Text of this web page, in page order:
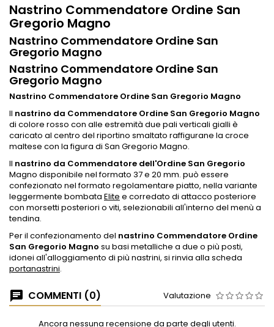
Nastrino Commendatore Ordine San
Gregorio Magno
Nastrino Commendatore Ordine San
Gregorio Magno
Nastrino Commendatore Ordine San
Gregorio Magno
Nastrino Commendatore Ordine San Gregorio Magno
Il nastrino da Commendatore Ordine San Gregorio Magno
di colore rosso con alle estremità due pali verticali gialli è
caricato al centro del riportino smaltato raffigurane la croce
maltese con la figura di San Gregorio Magno.
Il nastrino da Commendatore dell'Ordine San Gregorio
Magno disponibile nel formato 37 e 20 mm. può essere
confezionato nel formato regolamentare piatto, nella variante
leggermente bombata Elite e corredato di attacco posteriore
con morsetti posteriori o viti, selezionabili all'interno del menù a
tendina.
Per il confezionamento del nastrino Commendatore Ordine
San Gregorio Magno su basi metalliche a due o più posti,
idonei all'alloggiamento di più nastrini, si rinvia alla scheda
portanastrini.
COMMENTI (0) Valutazione
Ancora nessuna recensione da parte degli utenti.